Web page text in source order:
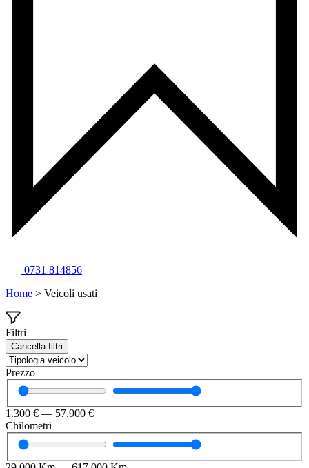
0731 814856
Home > Veicoli usati
Filtri
Cancella filtri
Prezzo
1.300 € — 57.900 €
Chilometri